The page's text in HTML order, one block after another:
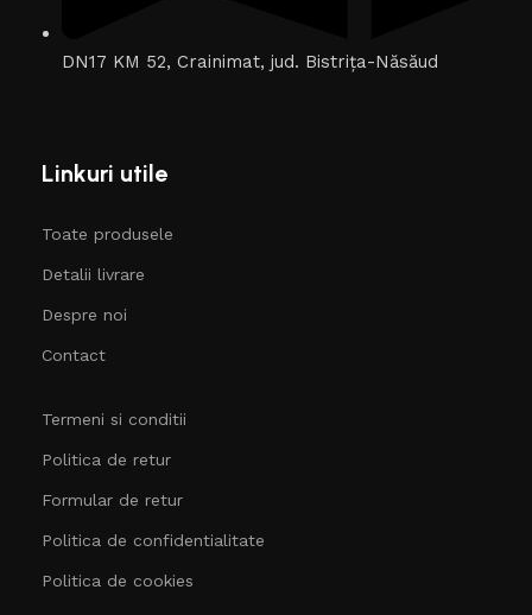
DN17 KM 52, Crainimat, jud. Bistrița-Năsăud
Linkuri utile
Toate produsele
Detalii livrare
Despre noi
Contact
Termeni si conditii
Politica de retur
Formular de retur
Politica de confidentialitate
Politica de cookies